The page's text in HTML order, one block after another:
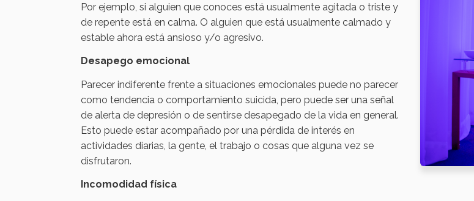
Por ejemplo, si alguien que conoces está usualmente agitada o triste y
de repente está en calma. O alguien que está usualmente calmado y
estable ahora está ansioso y/o agresivo.
Desapego emocional
Parecer indiferente frente a situaciones emocionales puede no parecer
como tendencia o comportamiento suicida, pero puede ser una señal
de alerta de depresión o de sentirse desapegado de la vida en general.
Esto puede estar acompañado por una pérdida de interés en
actividades diarias, la gente, el trabajo o cosas que alguna vez se
disfrutaron.
Incomodidad física